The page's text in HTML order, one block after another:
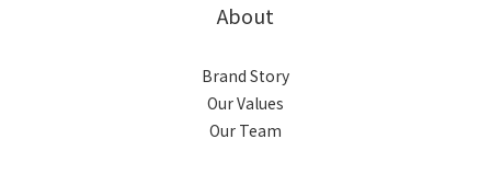
About
Brand Story
Our Values
Our Team